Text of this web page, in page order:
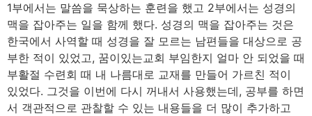
1부에서는 말씀을 묵상하는 훈련을 했고 2부에서는 성경의
맥을 잡아주는 일을 함께 했다. 성경의 맥을 잡아주는 것은
한국에서 사역할 때 성경을 잘 모르는 남편들을 대상으로 공
부한 적이 있었고, 꿈이있는교회 부임한지 얼마 안 되었을 때
부활절 수련회 때 내 나름대로 교재를 만들어 가르친 적이
있었다. 그것을 이번에 다시 꺼내서 사용했는데, 공부를 하면
서 객관적으로 관찰할 수 있는 내용들을 더 많이 추가하고